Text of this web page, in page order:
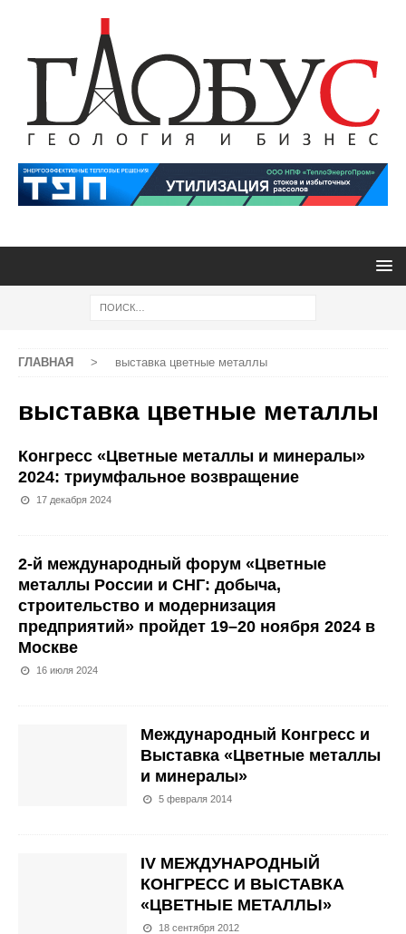
ГЛАВНАЯ > выставка цветные металлы
выставка цветные металлы
Конгресс «Цветные металлы и минералы»
2024: триумфальное возвращение
17 декабря 2024
2-й международный форум «Цветные
металлы России и СНГ: добыча,
строительство и модернизация
предприятий» пройдет 19–20 ноября 2024 в
Москве
16 июля 2024
Международный Конгресс и
Выставка «Цветные металлы
и минералы»
5 февраля 2014
IV МЕЖДУНАРОДНЫЙ
КОНГРЕСС И ВЫСТАВКА
«ЦВЕТНЫЕ МЕТАЛЛЫ»
18 сентября 2012